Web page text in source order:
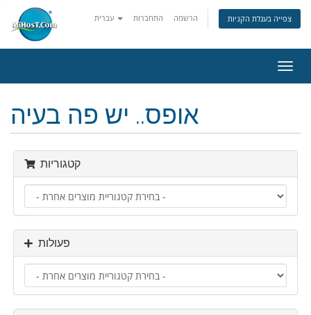
התחברות הרשמה צפייה בעגלת הקניות
ניווט
אופס.. יש פה בעיה
קטגוריות
פעולות